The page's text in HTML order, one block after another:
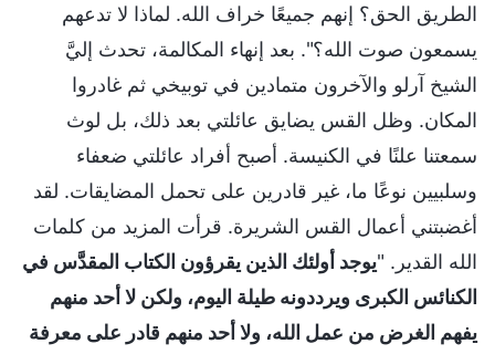
الطريق الحق؟ إنهم جميعًا خراف الله. لماذا لا تدعهم
يسمعون صوت الله؟". بعد إنهاء المكالمة، تحدث إليَّ
الشيخ آرلو والآخرون متمادين في توبيخي ثم غادروا
المكان. وظل القس يضايق عائلتي بعد ذلك، بل لوث
سمعتنا علنًا في الكنيسة. أصبح أفراد عائلتي ضعفاء
وسلبيين نوعًا ما، غير قادرين على تحمل المضايقات. لقد
أغضبتني أعمال القس الشريرة. قرأت المزيد من كلمات
الله القدير. "يوجد أولئك الذين يقرؤون الكتاب المقدَّس في
الكنائس الكبرى ويرددونه طيلة اليوم، ولكن لا أحد منهم
يفهم الغرض من عمل الله، ولا أحد منهم قادر على معرفة